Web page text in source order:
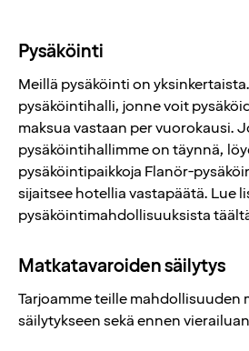
Pysäköinti
Meillä pysäköinti on
pysäköintihalli, jonne voit
maksua vastaan per vuorokausi.
pysäköintihallimme on täynnä,
pysäköintipaikkoja Flanör-
sijaitsee hotellia vastapäätä. Lue
pysäköintimahdollisuuksista
Matkatavaroiden säilytys
Tarjoamme teille mahdollisuuden
säilytykseen sekä ennen